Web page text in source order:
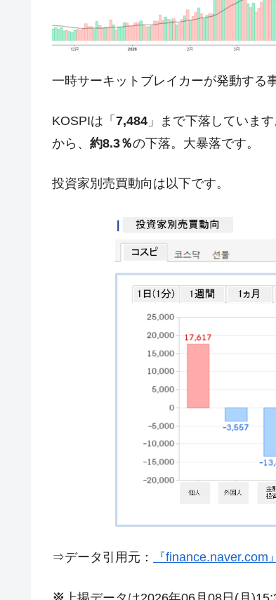
米国下院「韓国の公務員個
する差別。許してはおかぬ
『Money1』 韓国半導体『SKハイニックス
発動！
『Money1』 IT産業は人を雇用する効果は
韓国「2026年1Q 資金循環統
韓国化学企業最大手『ロッテ
韓国株式市場･暗黒の火曜日
韓国･カードローン金利「15％
日本の誇る海洋資源調査船『白嶺』
夏の甲子園、優勝校を最も多く輩出
奇跡の毛色「白毛馬」とは？
全て勝つといくら？ 競馬GI競走で勝
平成仮面ライダーの意外すぎるモチ
発表から2日で大崩壊、鳴かず飛ば
Fact1 セレクトセールの高額取引馬が稼い
一時サーキットブレイカーが発動する
KOSPIは「 7,484 」まで下落していま
から、 約8.3％の下落。大暴落です。
投資家別売買動向は以下です。
⇒データ引用元： 『finance.naver.com